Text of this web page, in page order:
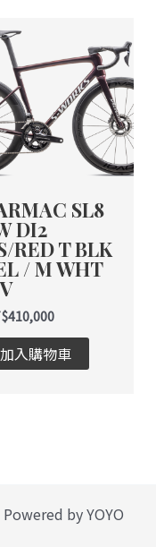
SL8
DI2
RED T BLK
/ M WHT
410,000
加入購物車
by YOYO